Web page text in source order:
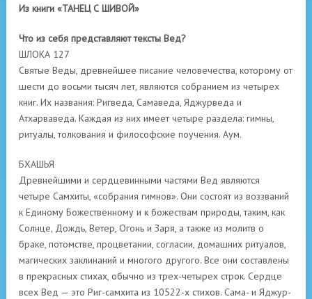
Из книги «ТАНЕЦ С ШИВОЙ»
Что из себя представляют тексты Вед?
ШЛОКА 127
Святые Веды, древнейшее писание человечества, которому от
шести до восьми тысяч лет, являются собранием из четырех
книг. Их названия: Ригведа, Самаведа, Яджурведа и
Атхарваведа. Каждая из них имеет четыре раздела: гимны,
ритуалы, толкования и философские поучения. Аум.
БХАШЬЯ
Древнейшими и сердцевинными частями Вед являются
четыре Самхиты, «собрания гимнов». Они состоят из воззваний
к Единому Божественному и к божествам природы, таким, как
Солнце, Дождь, Ветер, Огонь и Заря, а также из молитв о
браке, потомстве, процветании, согласии, домашних ритуалов,
магических заклинаний и многого другого. Все они составлены
в прекрасных стихах, обычно из трех-четырех строк. Сердце
всех Вед — это Риг-самхита из 10522-х стихов. Сама- и Яджур-